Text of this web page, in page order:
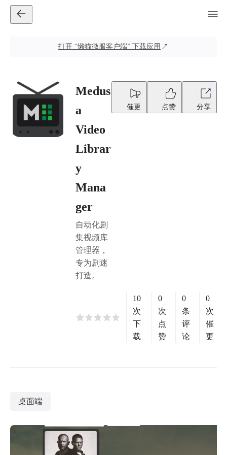
打开 “懒猫微服客户端” 下载应用
Medus
a
Video
Librar
y
Mana
ger
自动化剧
集视频库
管理器，
专为剧迷
打造。
催更 点赞 分享
10
次
下
载
0
次
点
赞
0
条
评
论
0
次
催
更
桌面端